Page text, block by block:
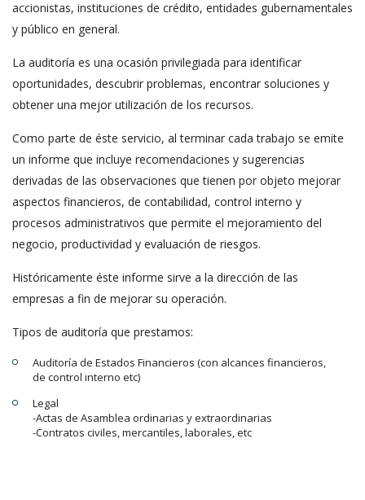
accionistas, instituciones de crédito, entidades gubernamentales
y público en general.
La auditoría es una ocasión privilegiada para identificar
oportunidades, descubrir problemas, encontrar soluciones y
obtener una mejor utilización de los recursos.
Como parte de éste servicio, al terminar cada trabajo se emite
un informe que incluye recomendaciones y sugerencias
derivadas de las observaciones que tienen por objeto mejorar
aspectos financieros, de contabilidad, control interno y
procesos administrativos que permite el mejoramiento del
negocio, productividad y evaluación de riesgos.
Históricamente éste informe sirve a la dirección de las
empresas a fin de mejorar su operación.
Tipos de auditoría que prestamos:
Auditoría de Estados Financieros (con alcances financieros,
de control interno etc)
Legal
-Actas de Asamblea ordinarias y extraordinarias
-Contratos civiles, mercantiles, laborales, etc